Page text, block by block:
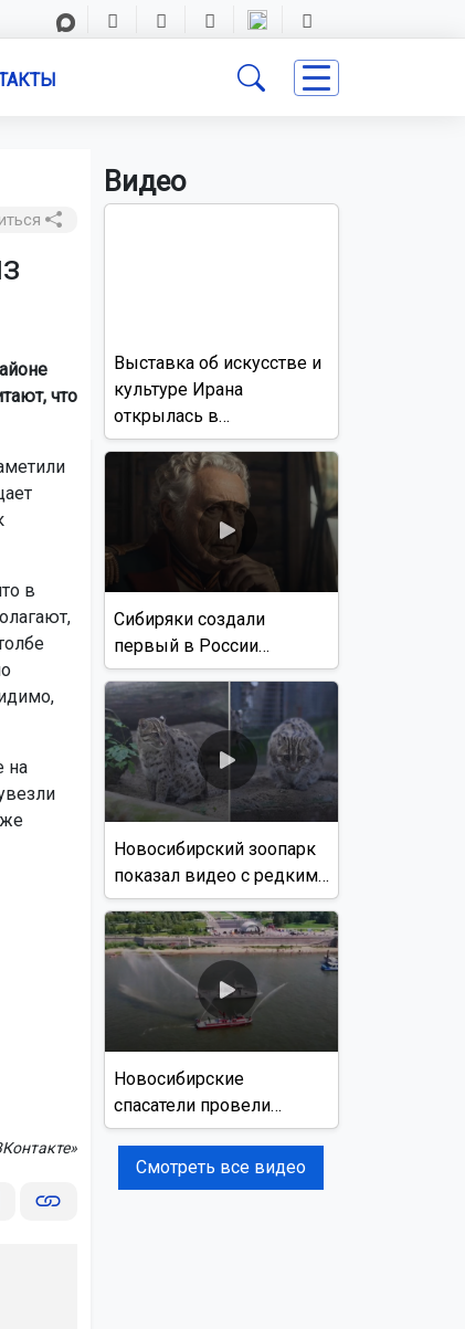
что
в
на
Видео
Выставка об искусстве и
культуре Ирана
открылась в
Новосибирске
Сибиряки создали
первый в России
документальный фильм
с использованием ИИ
Новосибирский зоопарк
показал видео с редким
виверровым котом
Новосибирские
спасатели провели
учения на реке Обь
Смотреть все видео